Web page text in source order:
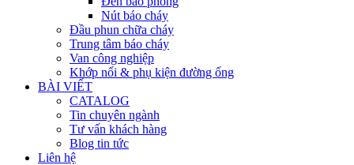
Nút báo cháy
Đầu phun chữa cháy
Trung tâm báo cháy
Van công nghiệp
Khớp nối & phụ kiện đường ống
BÀI VIẾT
CATALOG
Tin chuyên ngành
Tư vấn khách hàng
Blog tin tức
Liên hệ